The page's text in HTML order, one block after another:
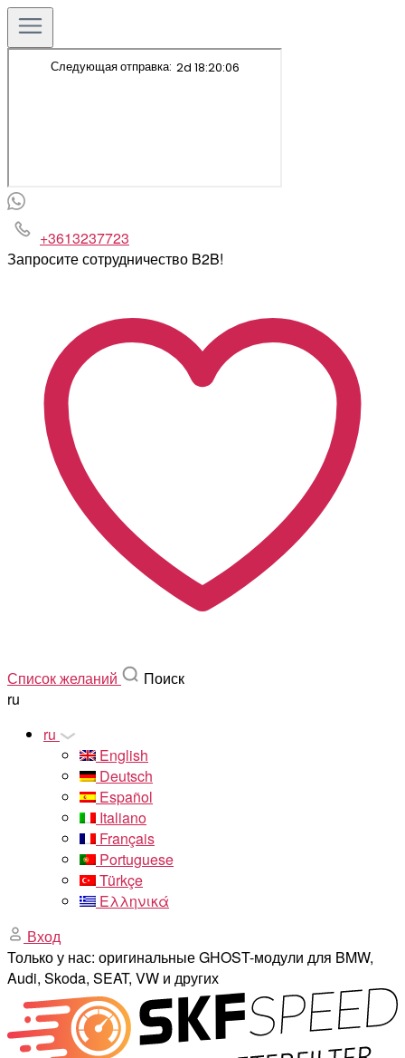
+3613237723
Запросите сотрудничество B2B!
Список желаний
Поиск
ru
ru
English
Deutsch
Español
Italiano
Français
Portuguese
Türkçe
Ελληνικά
Вход
Только у нас: оригинальные GHOST-модули для BMW,
Audi, Skoda, SEAT, VW и других